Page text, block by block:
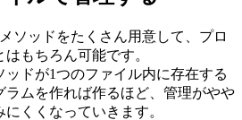
ソッドをたくさん用意して、プロ
もちろん可能です。
ッドが1つのファイル内に存在する
ラムを作れば作るほど、管理がやや
くくなっていきます。